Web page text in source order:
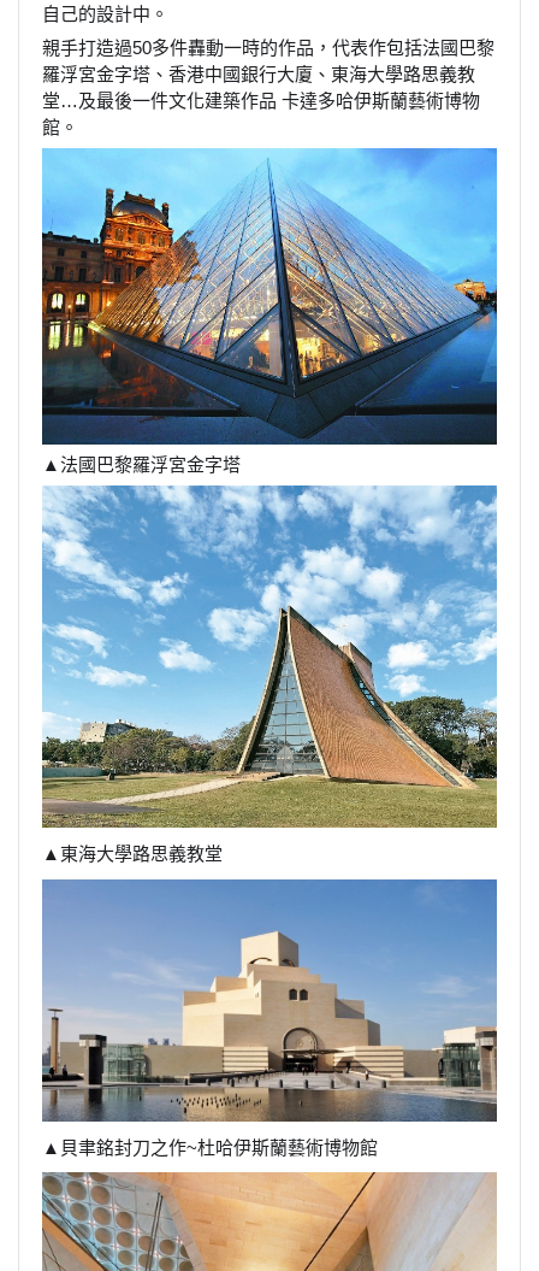
自己的設計中。
親手打造過50多件轟動一時的作品，代表作包括法國巴黎
羅浮宮金字塔、香港中國銀行大廈、東海大學路思義教
堂…及最後一件文化建築作品 卡達多哈伊斯蘭藝術博物
館。
▲法國巴黎羅浮宮金字塔
▲東海大學路思義教堂
▲貝聿銘封刀之作~杜哈伊斯蘭藝術博物館